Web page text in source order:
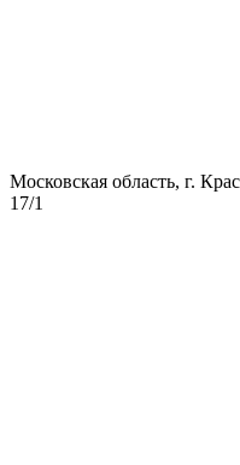
Московская область, г.
17/1